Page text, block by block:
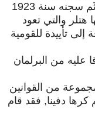
الأولى بجانب ألمانيا, وبعد سنة تقريبا أصبح زعيما لهذا الحزب, ثَم سجنه سنة 1923
والتي تعود
تأييدة للقومية
عليه من البرلمان
من القوانين
كرها دفينا, فقد قام